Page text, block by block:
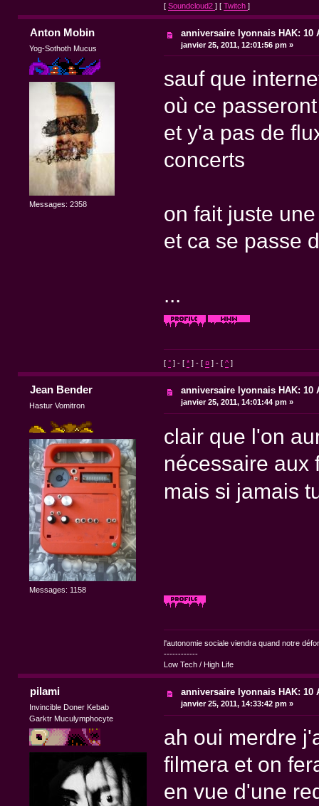
[ Soundcloud2 ] [ Twitch ]
Anton Mobin
Yog-Sothoth Mucus
Messages: 2358
anniversaire lyonnais HAK: 10
janvier 25, 2011, 12:01:56 pm »
sauf que
où ce
et y'a pas de
concerts
on fait juste
et ca se passe
...
[ °] - [ *] - [ ¤] - [ ^]
Jean Bender
Hastur Vomitron
Messages: 1158
anniversaire lyonnais HAK: 10
janvier 25, 2011, 14:01:44 pm »
clair que l'on
nécessaire aux
mais si jamais
l'autonomie sociale viendra quand notre
------------
Low Tech / High Life
pilami
Invincible Doner Kebab
Garktr Muculymphocyte
anniversaire lyonnais HAK: 10
janvier 25, 2011, 14:33:42 pm »
ah oui merdre
filmera et on
en vue d'une